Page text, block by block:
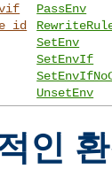
PassEnv
SetEnv
SetEnvIf
UnsetEnv
인